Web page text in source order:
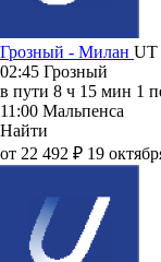
Грозный - Милан UT
02:45 Грозный
в пути 8 ч 15 мин 1
11:00 Мальпенса
Найти
от 22 492 ₽ 19